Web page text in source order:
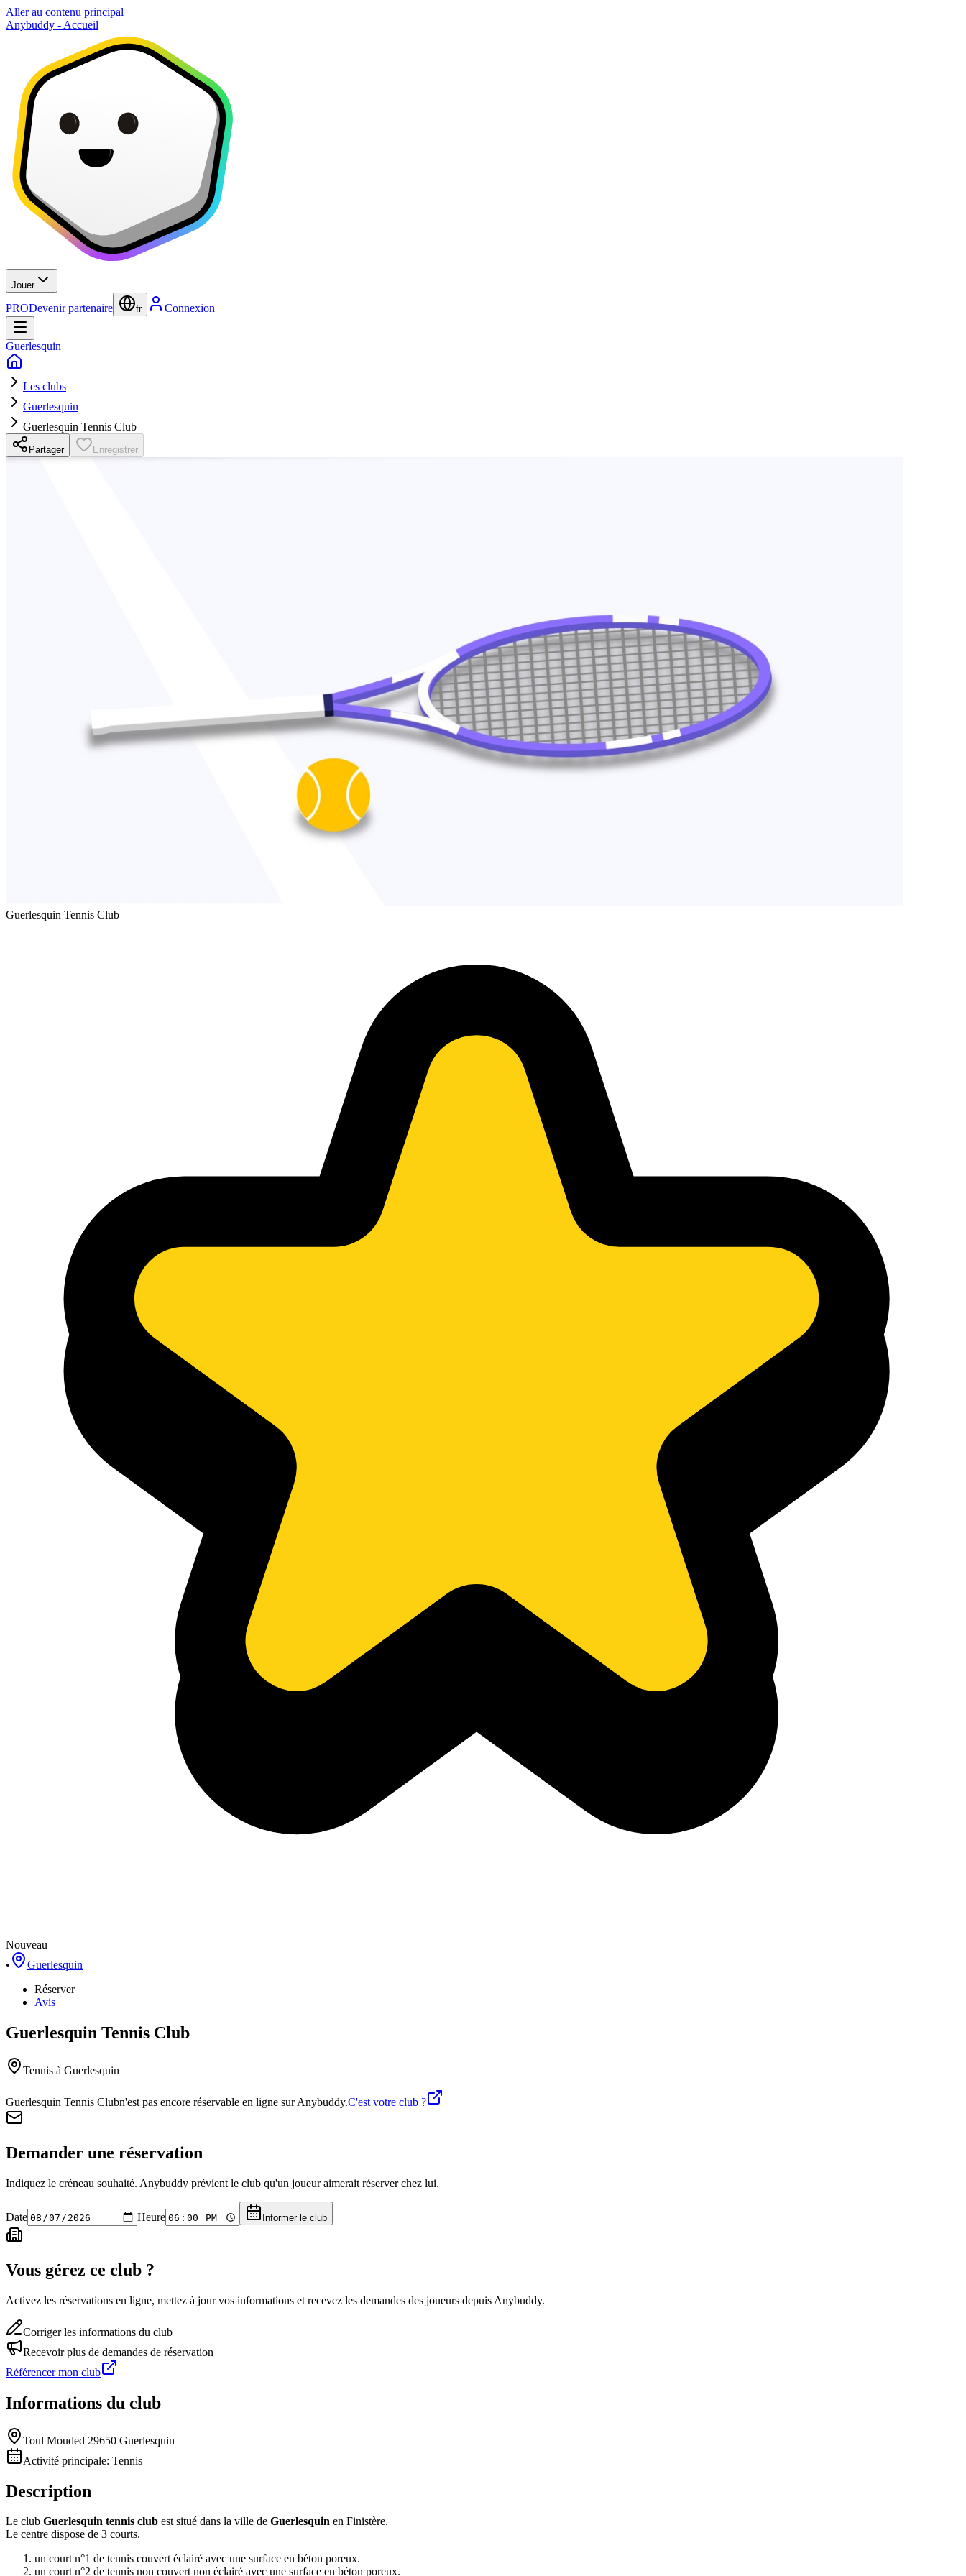
Aller au contenu principal
Anybuddy - Accueil
Jouer
PRODevenir partenaire fr Connexion
Guerlesquin
Les clubs
Guerlesquin
Guerlesquin Tennis Club
Partager Enregistrer
Guerlesquin Tennis Club
Nouveau
•
Guerlesquin
Réserver
Avis
Guerlesquin Tennis Club
Tennis à Guerlesquin
Guerlesquin Tennis Clubn'est pas encore réservable en ligne sur Anybuddy.C'est votre club ?
Demander une réservation
Indiquez le créneau souhaité. Anybuddy prévient le club qu'un joueur aimerait réserver chez lui.
Date Heure Informer le club
Vous gérez ce club ?
Activez les réservations en ligne, mettez à jour vos informations et recevez les demandes des joueurs depuis Anybuddy.
Corriger les informations du club
Recevoir plus de demandes de réservation
Référencer mon club
Informations du club
Toul Mouded 29650 Guerlesquin
Activité principale: Tennis
Description
Le club Guerlesquin tennis club est situé dans la ville de Guerlesquin en Finistère.
Le centre dispose de 3 courts.
un court n°1 de tennis couvert éclairé avec une surface en béton poreux.
un court n°2 de tennis non couvert non éclairé avec une surface en béton poreux.